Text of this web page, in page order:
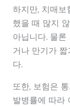
하지만, 치매
했을 때 많지
아닙니다. 물
거나 만기가
다.
또한, 보험은
발병률에 따라